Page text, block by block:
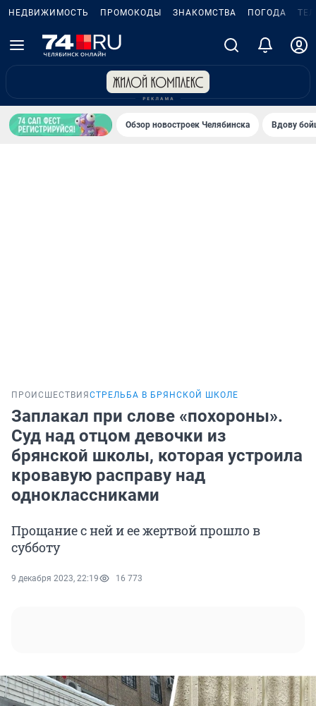
НЕДВИЖИМОСТЬ ПРОМОКОДЫ ЗНАКОМСТВА ПОГОДА
Обзор новостроек Челябинска Вдову
ПРОИСШЕСТВИЯ СТРЕЛЬБА В БРЯНСКОЙ ШКОЛЕ
Заплакал при слове «похороны».
Суд над отцом девочки из
брянской школы, которая устроила
кровавую расправу над
одноклассниками
Прощание с ней и ее жертвой прошло в
субботу
9 декабря 2023, 22:19 16 773